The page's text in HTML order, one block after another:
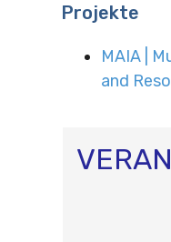
Projekte
MAIA |
and